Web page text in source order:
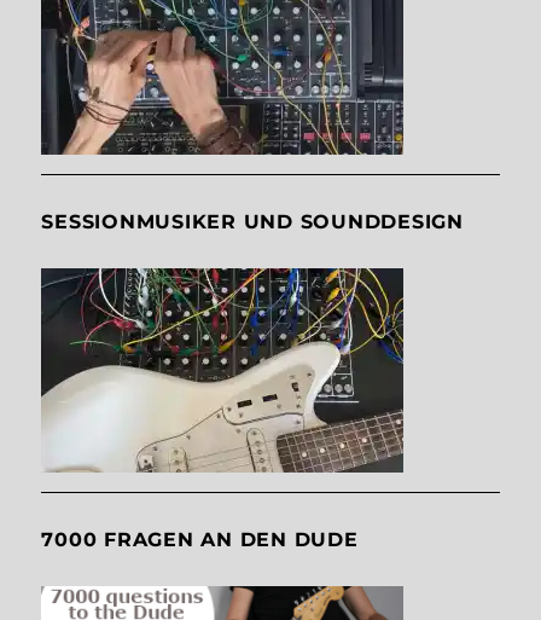
SESSIONMUSIKER UND SOUNDDESIGN
7000 FRAGEN AN DEN DUDE